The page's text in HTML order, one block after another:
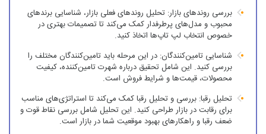
بررسی روندهای بازار: تحلیل روندهای فعلی بازار، شناسایی برندهای
محبوب و مدل‌های پرطرفدار کمک می‌کند تا تصمیمات بهتری در
خصوص انتخاب لپ ‌تاپ‌ها اتخاذ کنید.
شناسایی تامین‌کنندگان: در این مرحله باید تامین‌کنندگان مختلف را
بررسی کنید. این شامل تحقیق درباره شهرت تامین‌کننده، کیفیت
محصولات، قیمت‌ها و شرایط فروش است.
تحلیل رقبا: بررسی و تحلیل رقبا کمک می‌کند تا استراتژی‌های مناسب
برای رقابت در بازار طراحی کنید. این تحلیل شامل بررسی نقاط قوت و
ضعف رقبا و راهکارهای بهبود موقعیت شما در بازار است.